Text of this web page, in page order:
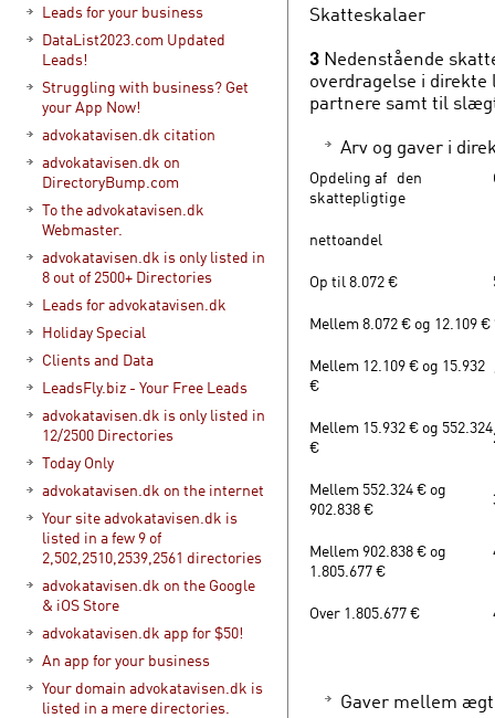
Leads for your business
DataList2023.com Updated
Leads!
Struggling with business? Get
your App Now!
advokatavisen.dk citation
advokatavisen.dk on
DirectoryBump.com
To the advokatavisen.dk
Webmaster.
advokatavisen.dk is only listed in
8 out of 2500+ Directories
Leads for advokatavisen.dk
Holiday Special
Clients and Data
LeadsFly.biz - Your Free Leads
advokatavisen.dk is only listed in
12/2500 Directories
Today Only
advokatavisen.dk on the internet
Your site advokatavisen.dk is
listed in a few 9 of
2,502,2510,2539,2561 directories
advokatavisen.dk on the Google
& iOS Store
advokatavisen.dk app for $50!
An app for your business
Your domain advokatavisen.dk is
listed in a mere directories.
Skatteskalaer
3 Nedenstående
overdragelse i
partnere samt til
Arv og gaver i
Opdeling af den
skattepligtige
nettoandel
Op til 8.072 €
Mellem 8.072 € og 12.109 €
Mellem 12.109 € og 15.932
€
Mellem 15.932 € og 552.324
€
Mellem 552.324 € og
902.838 €
Mellem 902.838 € og
1.805.677 €
Over 1.805.677 €
Gaver mellem